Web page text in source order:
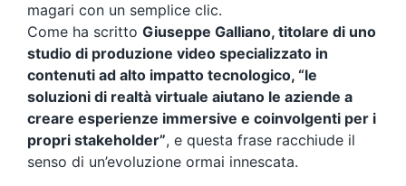
magari con un semplice clic.
Come ha scritto Giuseppe Galliano, titolare di uno
studio di produzione video specializzato in
contenuti ad alto impatto tecnologico, “le
soluzioni di realtà virtuale aiutano le aziende a
creare esperienze immersive e coinvolgenti per i
propri stakeholder”, e questa frase racchiude il
senso di un’evoluzione ormai innescata.